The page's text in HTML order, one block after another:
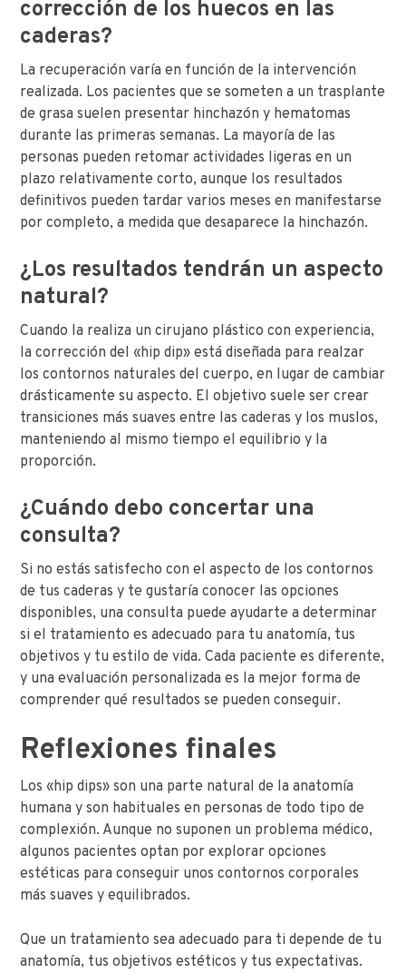
corrección de los huecos en las
caderas?
La recuperación varía en función de la intervención
realizada. Los pacientes que se someten a un trasplante
de grasa suelen presentar hinchazón y hematomas
durante las primeras semanas. La mayoría de las
personas pueden retomar actividades ligeras en un
plazo relativamente corto, aunque los resultados
definitivos pueden tardar varios meses en manifestarse
por completo, a medida que desaparece la hinchazón.
¿Los resultados tendrán un aspecto
natural?
Cuando la realiza un cirujano plástico con experiencia,
la corrección del «hip dip» está diseñada para realzar
los contornos naturales del cuerpo, en lugar de cambiar
drásticamente su aspecto. El objetivo suele ser crear
transiciones más suaves entre las caderas y los muslos,
manteniendo al mismo tiempo el equilibrio y la
proporción.
¿Cuándo debo concertar una
consulta?
Si no estás satisfecho con el aspecto de los contornos
de tus caderas y te gustaría conocer las opciones
disponibles, una consulta puede ayudarte a determinar
si el tratamiento es adecuado para tu anatomía, tus
objetivos y tu estilo de vida. Cada paciente es diferente,
y una evaluación personalizada es la mejor forma de
comprender qué resultados se pueden conseguir.
Reflexiones finales
Los «hip dips» son una parte natural de la anatomía
humana y son habituales en personas de todo tipo de
complexión. Aunque no suponen un problema médico,
algunos pacientes optan por explorar opciones
estéticas para conseguir unos contornos corporales
más suaves y equilibrados.
Que un tratamiento sea adecuado para ti depende de tu
anatomía, tus objetivos estéticos y tus expectativas.